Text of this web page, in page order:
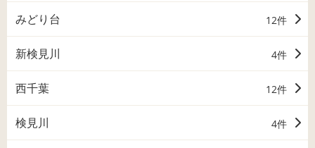
みどり台 12件
新検見川 4件
西千葉 12件
検見川 4件